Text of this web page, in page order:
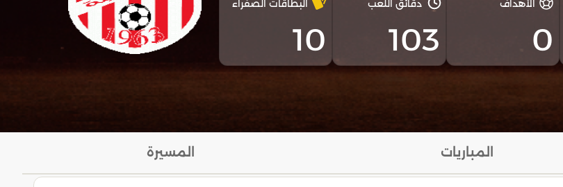
الأهداف
0
دقائق اللعب
103
البطاقات الصفراء
10
المباريات المسيرة